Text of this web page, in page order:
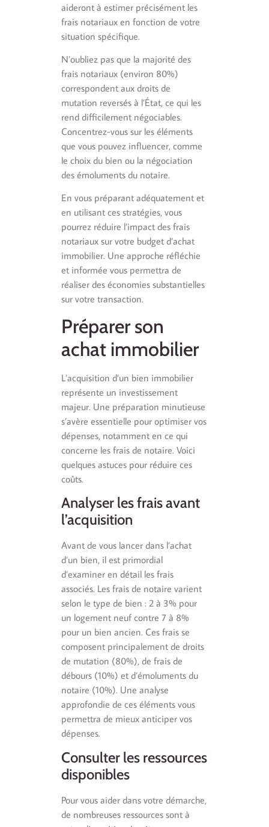
aideront à estimer précisément les
frais notariaux en fonction de votre
situation spécifique.
N’oubliez pas que la majorité des
frais notariaux (environ 80%)
correspondent aux droits de
mutation reversés à l’État, ce qui les
rend difficilement négociables.
Concentrez-vous sur les éléments
que vous pouvez influencer, comme
le choix du bien ou la négociation
des émoluments du notaire.
En vous préparant adéquatement et
en utilisant ces stratégies, vous
pourrez réduire l’impact des frais
notariaux sur votre budget d’achat
immobilier. Une approche réfléchie
et informée vous permettra de
réaliser des économies substantielles
sur votre transaction.
Préparer son
achat immobilier
L’acquisition d’un bien immobilier
représente un investissement
majeur. Une préparation minutieuse
s’avère essentielle pour optimiser vos
dépenses, notamment en ce qui
concerne les frais de notaire. Voici
quelques astuces pour réduire ces
coûts.
Analyser les frais avant
l’acquisition
Avant de vous lancer dans l’achat
d’un bien, il est primordial
d’examiner en détail les frais
associés. Les frais de notaire varient
selon le type de bien : 2 à 3% pour
un logement neuf contre 7 à 8%
pour un bien ancien. Ces frais se
composent principalement de droits
de mutation (80%), de frais de
débours (10%) et d’émoluments du
notaire (10%). Une analyse
approfondie de ces éléments vous
permettra de mieux anticiper vos
dépenses.
Consulter les ressources
disponibles
Pour vous aider dans votre démarche,
de nombreuses ressources sont à